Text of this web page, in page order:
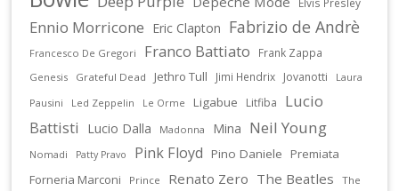
Ennio Morricone Eric Clapton Fabrizio de Andrè
Francesco De Gregori Franco Battiato Frank Zappa
Genesis Grateful Dead Jethro Tull Jimi Hendrix Jovanotti
Laura
Pausini
Led Zeppelin Le Orme Ligabue Litfiba
Lucio
Battisti
Lucio Dalla Madonna Mina Neil Young
Nomadi Patty Pravo Pink Floyd Pino Daniele
Premiata
Forneria Marconi
Prince Renato Zero The Beatles
The